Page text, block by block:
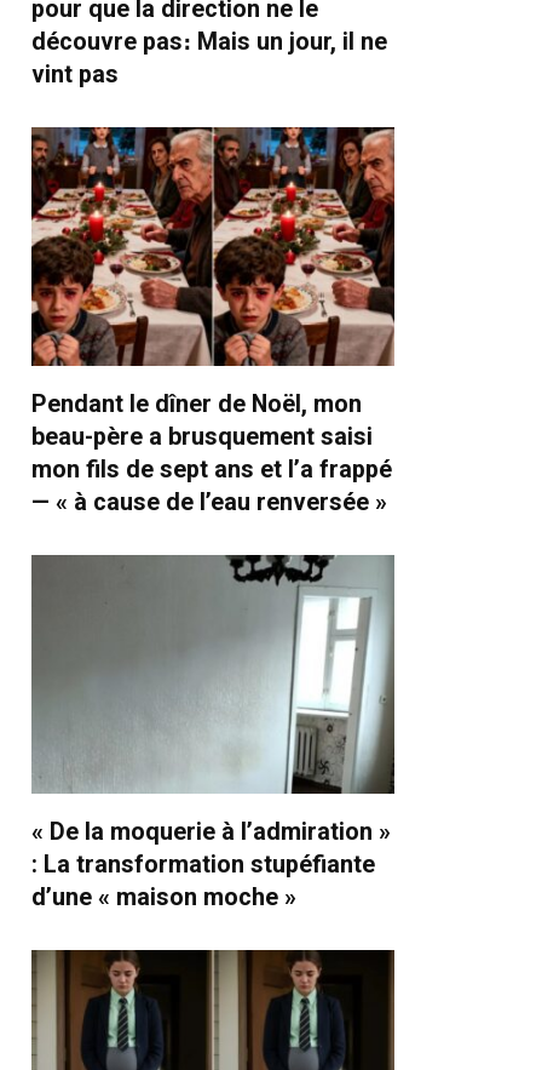
pour que la direction ne le
découvre pas։ Mais un jour, il ne
vint pas
Pendant le dîner de Noël, mon
beau-père a brusquement saisi
mon fils de sept ans et l’a frappé
— « à cause de l’eau renversée »
« De la moquerie à l’admiration »
: La transformation stupéfiante
d’une « maison moche »